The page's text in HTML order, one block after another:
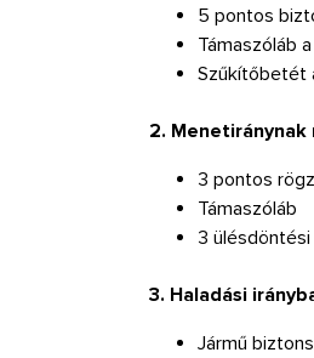
5 pontos
Támaszóláb
Szűkítőbetét
2.
3 pontos
Támaszóláb
3
3. Haladási
Jármű